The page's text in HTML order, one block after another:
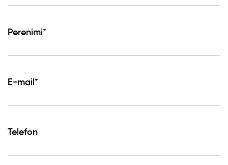
Perenimi*
E-mail*
Telefon